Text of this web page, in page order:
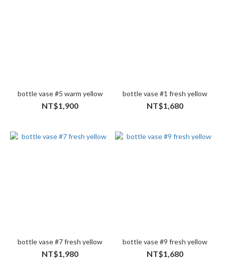
bottle vase #5 warm yellow
NT$1,900
bottle vase #1 fresh yellow
NT$1,680
bottle vase #7 fresh yellow
NT$1,980
bottle vase #9 fresh yellow
NT$1,680